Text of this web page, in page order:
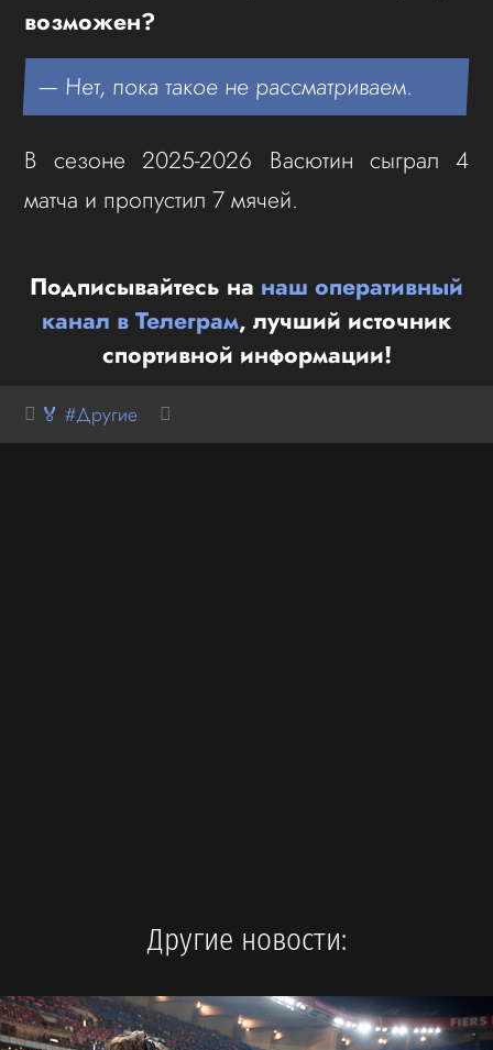
возможен?
— Нет, пока такое не рассматриваем.
В сезоне 2025-2026 Васютин сыграл 4
матча и пропустил 7 мячей.
Подписывайтесь на наш оперативный
канал в Телеграм, лучший источник
спортивной информации!
🏅 #Другие
Другие новости: